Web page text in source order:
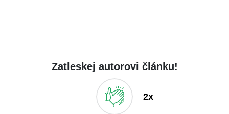
Zatleskej autorovi článku!
2x